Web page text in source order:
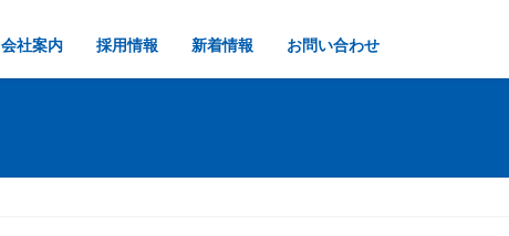
会社案内 採用情報 新着情報 お問い合わせ